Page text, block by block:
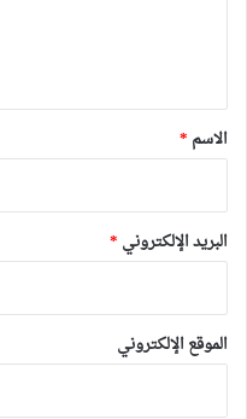
*
الاسم *
البريد الإلكتروني *
الموقع الإلكتروني